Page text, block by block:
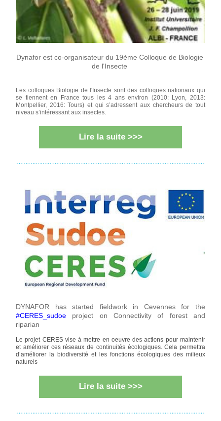
Dynafor est co-organisateur du 19ème Colloque de Biologie
de l'Insecte
Les colloques Biologie de l'Insecte sont des colloques nationaux qui
se tiennent en France tous les 4 ans environ (2010: Lyon, 2013:
Montpellier, 2016: Tours) et qui s’adressent aux chercheurs de tout
niveau s’intéressant aux insectes.
Lire la suite >>>
#CERES_sudoe project on Connectivity of forest and
riparian
Le projet CERES vise à mettre en oeuvre des actions pour maintenir
et améliorer ces réseaux de continuités écologiques. Cela permettra
d’améliorer la biodiversité et les fonctions écologiques des milieux
naturels
Lire la suite >>>